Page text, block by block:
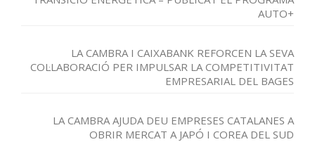
AUTO+
LA CAMBRA I CAIXABANK REFORCEN LA SEVA
COL·LABORACIÓ PER IMPULSAR LA COMPETITIVITAT
EMPRESARIAL DEL BAGES
LA CAMBRA AJUDA DEU EMPRESES CATALANES A
OBRIR MERCAT A JAPÓ I COREA DEL SUD